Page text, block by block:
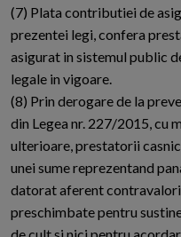
(7) Plata contributiei de
prezentei legi, confera
asigurat in sistemul public
legale in vigoare.
(8) Prin derogare de la
din Legea nr. 227/2015, cu
ulterioare, prestatorii
unei sume reprezentand
datorat aferent
preschimbate pentru